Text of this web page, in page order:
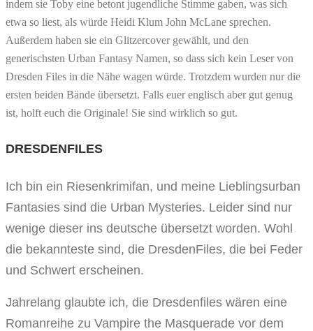
indem sie Toby eine betont jugendliche Stimme gaben, was sich
etwa so liest, als würde Heidi Klum John McLane sprechen.
Außerdem haben sie ein Glitzercover gewählt, und den
generischsten Urban Fantasy Namen, so dass sich kein Leser von
Dresden Files in die Nähe wagen würde. Trotzdem wurden nur die
ersten beiden Bände übersetzt. Falls euer englisch aber gut genug
ist, holft euch die Originale! Sie sind wirklich so gut.
DRESDENFILES
Ich bin ein Riesenkrimifan, und meine Lieblingsurban
Fantasies sind die Urban Mysteries. Leider sind nur
wenige dieser ins deutsche übersetzt worden. Wohl
die bekannteste sind, die DresdenFiles, die bei Feder
und Schwert erscheinen.
Jahrelang glaubte ich, die Dresdenfiles wären eine
Romanreihe zu Vampire the Masquerade vor dem